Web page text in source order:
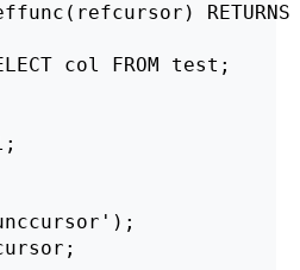
reffunc(refcursor)
col FROM test;